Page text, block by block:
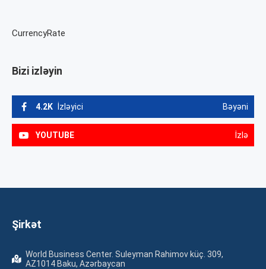
CurrencyRate
Bizi izləyin
4.2K İzləyici Bəyəni
YOUTUBE İzlə
Şirkət
World Business Center. Suleyman Rahimov küç. 309,
AZ1014 Baku, Azərbaycan